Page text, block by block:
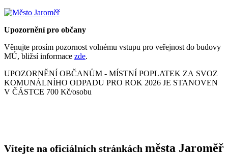
Upozornění pro občany
Věnujte prosím pozornost volnému vstupu pro veřejnost do budovy
MÚ, bližsí informace zde.
UPOZORNĚNÍ OBČANŮM - MÍSTNÍ POPLATEK ZA SVOZ
KOMUNÁLNÍHO ODPADU PRO ROK 2026 JE STANOVEN
V ČÁSTCE 700 Kč/osobu
Vítejte na oficiálních stránkách města Jaroměř